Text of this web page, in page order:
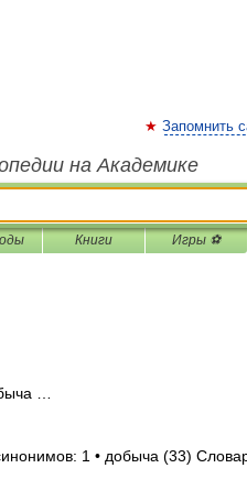
Запомнить
на Академике
Книги Игры ⚽
…
1 • добыча (33)